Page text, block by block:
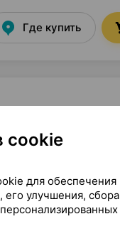
Где купить
cookie
для обеспечения
его улучшения, сбора